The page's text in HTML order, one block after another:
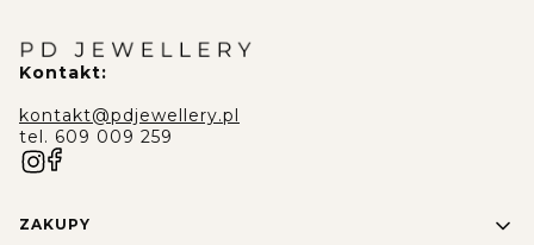
Kontakt:
kontakt@pdjewellery.pl
tel. 609 009 259
Linki w stopce
ZAKUPY